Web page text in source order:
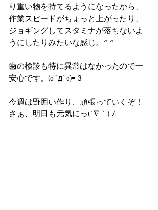
り重い物を持てるようになったから、
作業スピードがちょっと上がったり、
ジョギングしてスタミナが落ちないよ
うにしたりみたいな感じ。^ ^
歯の検診も特に異常はなかったので一
安心です。(o´д`o)=３
今週は野囲い作り、頑張っていくぞ！
さぁ、明日も元気にっ(´∇｀) ﾉ